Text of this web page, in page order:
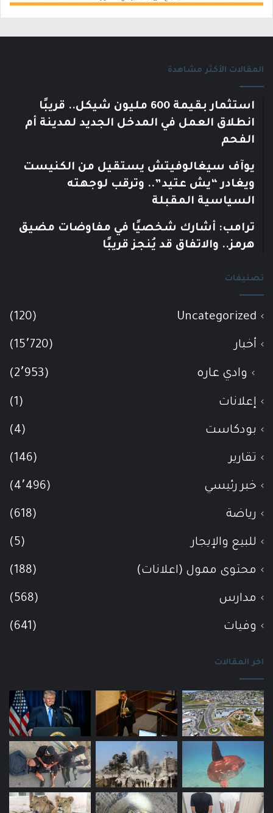
المقالات الأكثر مشاهدة
استثمار بقيمة 600 مليون شيكل.. قريبًا
انطلاق العمل في المدخل الجديد لمدينة أم
الفحم
يوآف سيغالوفيتش يستقيل من الكنيست
ويغادر “يش عتيد”.. وترقب لوجهته
السياسية المقبلة
ترامب: أشارك شخصيًا في مفاوضات مضيق
هرمز.. والاتفاق قد يُنجز قريبًا
تصنيفات
Uncategorized
(120)
أخبار (15٬720)
وادي عاره (2٬953)
إعلانات (1)
بودكاست (4)
تقارير (146)
خبر رئيسي (4٬496)
رياضة (618)
للبيع والإيجار (5)
محتوى ممول (اعلانات) (188)
مدارس (568)
وفيات (641)
اخر المقالات